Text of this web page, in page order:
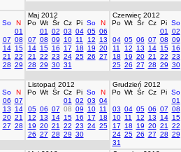
So
N
01
07 08
14 15
21
22
28 29
Maj 2012
Po Wt Śr Cz Pi So
N
01
02 03 04 05 06
07 08 09 10 11 12
13
14 15 16 17 18 19 20
21
22 23 24 25 26 27
28 29 30 31
Czerwiec 2012
Po Wt Śr Cz Pi So
01
02
04 05 06 07 08 09
11
12 13 14 15 16
18
19 20 21 22 23
25 26 27 28 29 30
So
N
06 07
13
14
20 21
27 28
Listopad 2012
Po Wt Śr Cz Pi So
N
01
02 03 04
05 06 07 08 09 10 11
12
13 14 15 16 17
18
19 20 21 22 23 24 25
26 27 28 29 30
Grudzień 2012
Po Wt Śr Cz Pi So
01
03 04 05 06 07 08
10 11 12 13 14 15
17
18 19 20 21 22
24 25 26 27 28 29
31